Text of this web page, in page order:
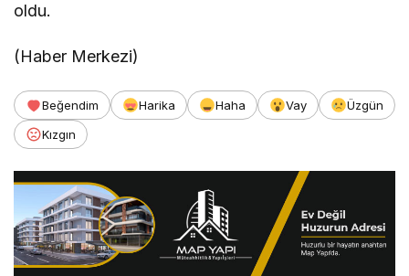
oldu.
(Haber Merkezi)
Beğendim Harika Haha Vay
Üzgün
Kızgın